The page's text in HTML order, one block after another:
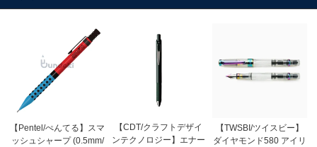
【Pentel/ぺんてる】スマ
ッシュシャープ (0.5mm/
【CDT/クラフトデザイ
ンテクノロジー】エナー
【TWSBI/ツイスビー】
ダイヤモンド580 アイリ